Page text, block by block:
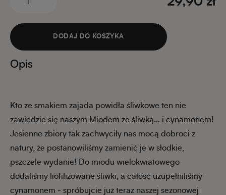
DODAJ DO KOSZYKA
Opis
Kto ze smakiem zajada powidła śliwkowe ten nie
zawiedzie się naszym Miodem ze śliwką… i cynamonem!
Jesienne zbiory tak zachwyciły nas mocą dobroci z
natury, że postanowiliśmy zamienić je w słodkie,
pszczele wydanie! Do miodu wielokwiatowego
dodaliśmy liofilizowane śliwki, a całość uzupełniliśmy
cynamonem - spróbujcie już teraz naszej sezonowej